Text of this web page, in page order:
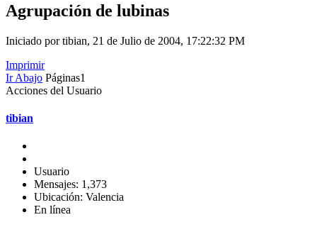
Agrupación de lubinas
Iniciado por tibian, 21 de Julio de 2004, 17:22:32 PM
Imprimir
Ir Abajo Páginas1
Acciones del Usuario
tibian
Usuario
Mensajes: 1,373
Ubicación: Valencia
En línea